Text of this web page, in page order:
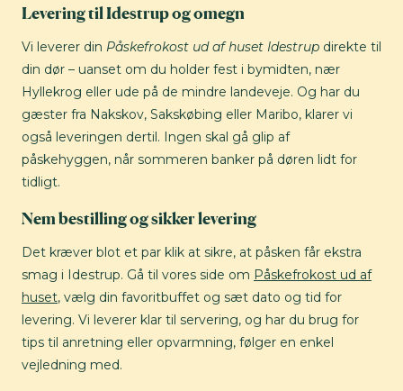
Levering til Idestrup og omegn
Vi leverer din Påskefrokost ud af huset Idestrup direkte til
din dør – uanset om du holder fest i bymidten, nær
Hyllekrog eller ude på de mindre landeveje. Og har du
gæster fra Nakskov, Sakskøbing eller Maribo, klarer vi
også leveringen dertil. Ingen skal gå glip af
påskehyggen, når sommeren banker på døren lidt for
tidligt.
Nem bestilling og sikker levering
Det kræver blot et par klik at sikre, at påsken får ekstra
smag i Idestrup. Gå til vores side om Påskefrokost ud af
huset, vælg din favoritbuffet og sæt dato og tid for
levering. Vi leverer klar til servering, og har du brug for
tips til anretning eller opvarmning, følger en enkel
vejledning med.